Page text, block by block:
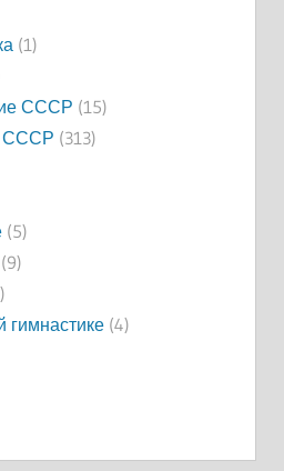
(1)
СССР (15)
СССР (313)
(5)
(9)
гимнастике(4)